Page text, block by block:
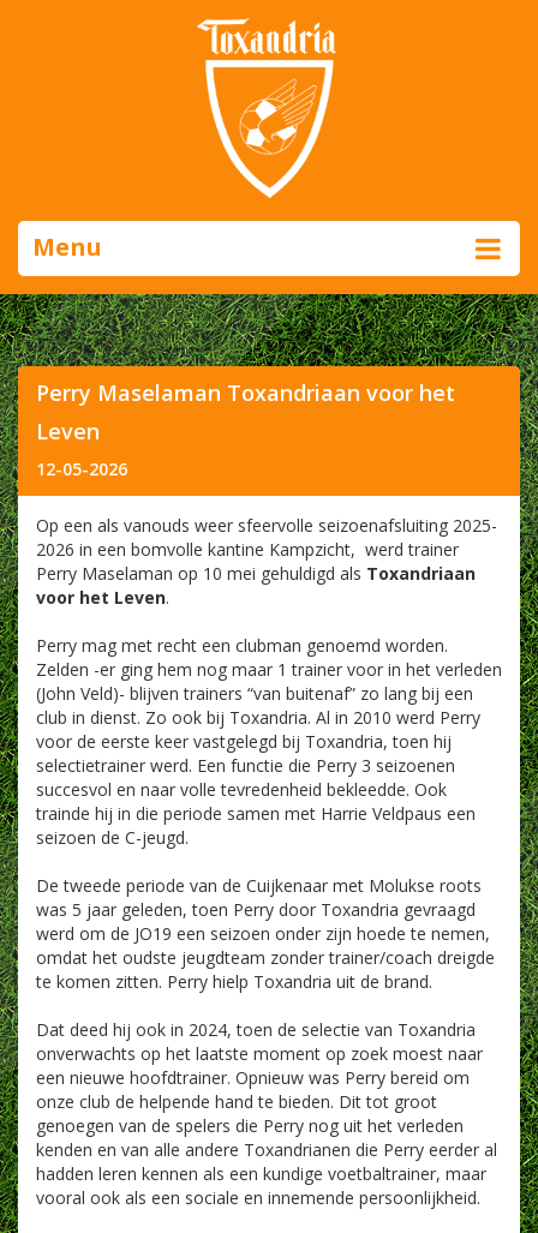
Menu
Perry Maselaman Toxandriaan voor het
Leven
12-05-2026
Op een als vanouds weer sfeervolle seizoenafsluiting 2025-
2026 in een bomvolle kantine Kampzicht, werd trainer
Perry Maselaman op 10 mei gehuldigd als Toxandriaan
voor het Leven.
Perry mag met recht een clubman genoemd worden.
Zelden -er ging hem nog maar 1 trainer voor in het verleden
(John Veld)- blijven trainers “van buitenaf” zo lang bij een
club in dienst. Zo ook bij Toxandria. Al in 2010 werd Perry
voor de eerste keer vastgelegd bij Toxandria, toen hij
selectietrainer werd. Een functie die Perry 3 seizoenen
succesvol en naar volle tevredenheid bekleedde. Ook
trainde hij in die periode samen met Harrie Veldpaus een
seizoen de C-jeugd.
De tweede periode van de Cuijkenaar met Molukse roots
was 5 jaar geleden, toen Perry door Toxandria gevraagd
werd om de JO19 een seizoen onder zijn hoede te nemen,
omdat het oudste jeugdteam zonder trainer/coach dreigde
te komen zitten. Perry hielp Toxandria uit de brand.
Dat deed hij ook in 2024, toen de selectie van Toxandria
onverwachts op het laatste moment op zoek moest naar
een nieuwe hoofdtrainer. Opnieuw was Perry bereid om
onze club de helpende hand te bieden. Dit tot groot
genoegen van de spelers die Perry nog uit het verleden
kenden en van alle andere Toxandrianen die Perry eerder al
hadden leren kennen als een kundige voetbaltrainer, maar
vooral ook als een sociale en innemende persoonlijkheid.